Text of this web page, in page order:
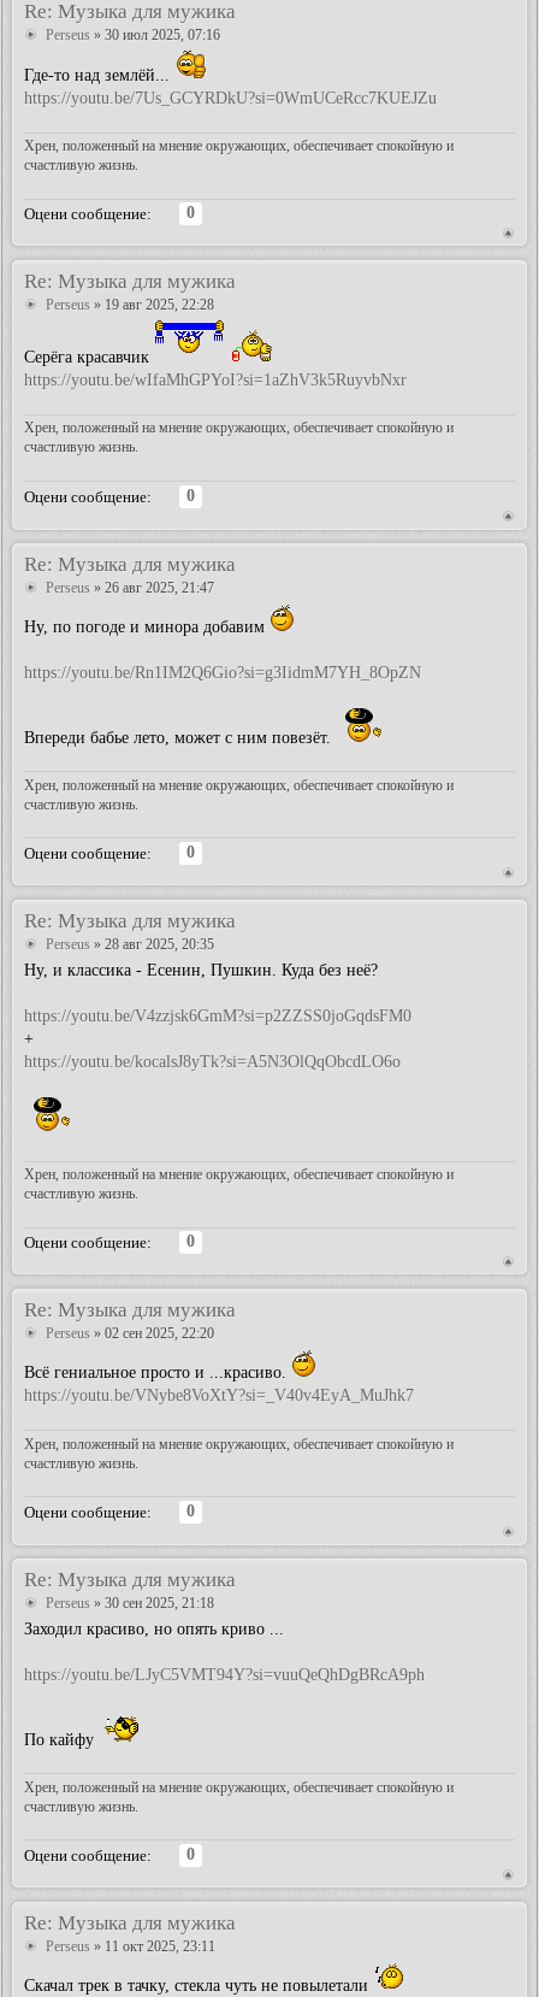
Re: Музыка для мужика
Perseus » 30 июл 2025, 07:16
Где-то над землёй...
https://youtu.be/7Us_GCYRDkU?si=0WmUCeRcc7KUEJZu
Хрен, положенный на мнение окружающих, обеспечивает спокойную и
счастливую жизнь.
Оцени сообщение:
0
Re: Музыка для мужика
Perseus » 19 авг 2025, 22:28
Серёга красавчик
https://youtu.be/wIfaMhGPYoI?si=1aZhV3k5RuyvbNxr
Хрен, положенный на мнение окружающих, обеспечивает спокойную и
счастливую жизнь.
Оцени сообщение:
0
Re: Музыка для мужика
Perseus » 26 авг 2025, 21:47
Ну, по погоде и минора добавим
https://youtu.be/Rn1IM2Q6Gio?si=g3IidmM7YH_8OpZN
Впереди бабье лето, может с ним повезёт.
Хрен, положенный на мнение окружающих, обеспечивает спокойную и
счастливую жизнь.
Оцени сообщение:
0
Re: Музыка для мужика
Perseus » 28 авг 2025, 20:35
Ну, и классика - Есенин, Пушкин. Куда без неё?
https://youtu.be/V4zzjsk6GmM?si=p2ZZSS0joGqdsFM0
+
https://youtu.be/kocalsJ8yTk?si=A5N3OlQqObcdLO6o
Хрен, положенный на мнение окружающих, обеспечивает спокойную и
счастливую жизнь.
Оцени сообщение:
0
Re: Музыка для мужика
Perseus » 02 сен 2025, 22:20
Всё гениальное просто и ...красиво.
https://youtu.be/VNybe8VoXtY?si=_V40v4EyA_MuJhk7
Хрен, положенный на мнение окружающих, обеспечивает спокойную и
счастливую жизнь.
Оцени сообщение:
0
Re: Музыка для мужика
Perseus » 30 сен 2025, 21:18
Заходил красиво, но опять криво ...
https://youtu.be/LJyC5VMT94Y?si=vuuQeQhDgBRcA9ph
По кайфу
Хрен, положенный на мнение окружающих, обеспечивает спокойную и
счастливую жизнь.
Оцени сообщение:
0
Re: Музыка для мужика
Perseus » 11 окт 2025, 23:11
Скачал трек в тачку, стекла чуть не повылетали